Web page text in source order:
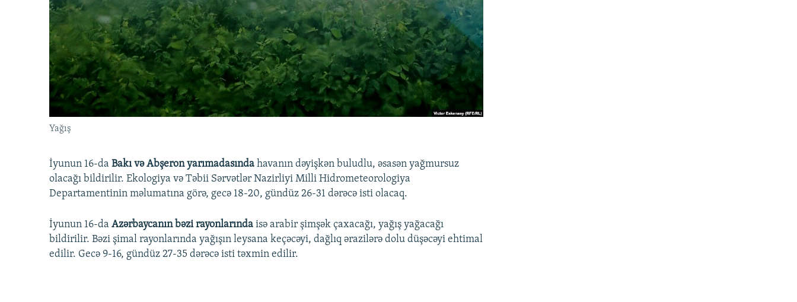
KARIKATURA
İSLAM VƏ DEMOKRATIYA
İZ - MƏDƏNIYYƏT PROQRAMI
PEŞƏ ETIKASI VƏ JURNALISTIKA
STANDARTLARIMIZ
MATERIALLARIMIZDAN ISTIFADƏ
AZADLIQRADIOSU MOBIL TELEFONUNUZDA
BIZIMLƏ ƏLAQƏ
Yağış
İyunun 16-da Bakı və Abşeron yarımadasında havanın dəyişkən buludlu, əsasən yağmursuz
olacağı bildirilir. Ekologiya və Təbii Sərvətlər Nazirliyi Milli Hidrometeorologiya
Departamentinin məlumatına görə, gecə 18-20, gündüz 26-31 dərəcə isti olacaq.
İyunun 16-da Azərbaycanın bəzi rayonlarında isə arabir şimşək çaxacağı, yağış yağacağı
bildirilir. Bəzi şimal rayonlarında yağışın leysana keçəcəyi, dağlıq ərazilərə dolu düşəcəyi ehtimal
edilir. Gecə 9-16, gündüz 27-35 dərəcə isti təxmin edilir.